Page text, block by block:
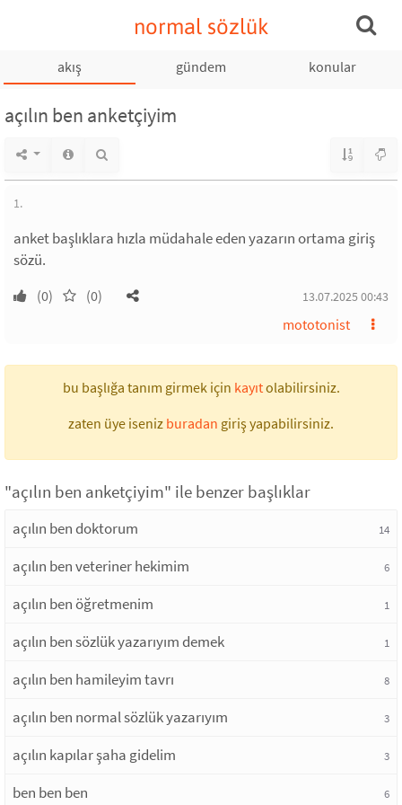
normal sözlük
akış gündem konular
açılın ben anketçiyim
1.
anket başlıklara hızla müdahale eden yazarın ortama giriş
sözü.
(0) (0) 13.07.2025 00:43
mototonist
bu başlığa tanım girmek için kayıtolabilirsiniz.
zaten üye iseniz buradan giriş yapabilirsiniz.
"açılın ben anketçiyim" ile benzer başlıklar
açılın ben doktorum 14
açılın ben veteriner hekimim 6
açılın ben öğretmenim 1
açılın ben sözlük yazarıyım demek 1
açılın ben hamileyim tavrı 8
açılın ben normal sözlük yazarıyım 3
açılın kapılar şaha gidelim 3
ben ben ben 6